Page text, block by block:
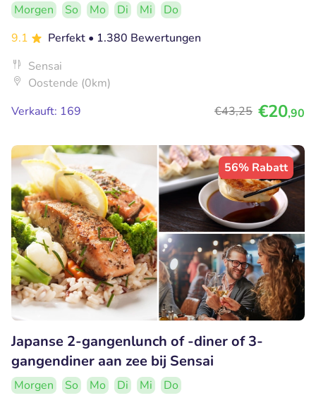
Morgen So Mo Di Mi
Do
9.1
Perfekt • 1.380 Bewertungen
Sensai
Oostende (0km)
Verkauft: 169
€43,25 €20,90
56% Rabatt
Japanse 2-gangenlunch of -diner of 3-
gangendiner aan zee bij Sensai
Morgen So Mo Di Mi
Do